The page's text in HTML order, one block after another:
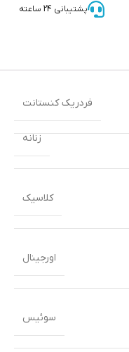
پشتیبانی 24 ساعته
زنانه
کلاسیک
اورجینال
سوئیس
فردریک کنستانت